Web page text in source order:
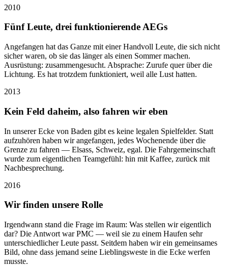
2010
Fünf Leute, drei funktionierende AEGs
Angefangen hat das Ganze mit einer Handvoll Leute, die sich nicht
sicher waren, ob sie das länger als einen Sommer machen.
Ausrüstung: zusammengesucht. Absprache: Zurufe quer über die
Lichtung. Es hat trotzdem funktioniert, weil alle Lust hatten.
2013
Kein Feld daheim, also fahren wir eben
In unserer Ecke von Baden gibt es keine legalen Spielfelder. Statt
aufzuhören haben wir angefangen, jedes Wochenende über die
Grenze zu fahren — Elsass, Schweiz, egal. Die Fahrgemeinschaft
wurde zum eigentlichen Teamgefühl: hin mit Kaffee, zurück mit
Nachbesprechung.
2016
Wir finden unsere Rolle
Irgendwann stand die Frage im Raum: Was stellen wir eigentlich
dar? Die Antwort war PMC — weil sie zu einem Haufen sehr
unterschiedlicher Leute passt. Seitdem haben wir ein gemeinsames
Bild, ohne dass jemand seine Lieblingsweste in die Ecke werfen
musste.